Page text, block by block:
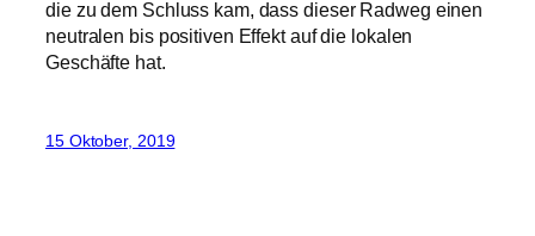
15 Oktober, 2019
Madrid: Umsatzsteigerung